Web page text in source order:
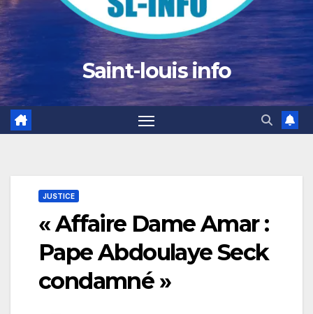
Saint-louis info
JUSTICE
« Affaire Dame Amar :
Pape Abdoulaye Seck
condamné »